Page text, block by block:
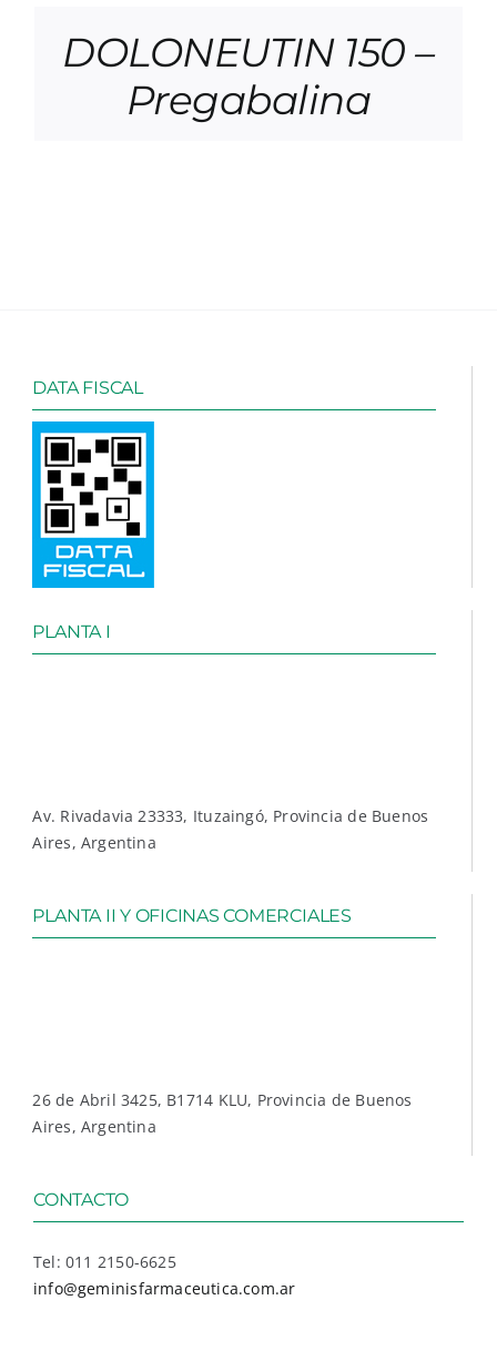
DOLONEUTIN 150 –
Pregabalina
DATA FISCAL
PLANTA I
Av. Rivadavia 23333, Ituzaingó, Provincia de Buenos
Aires, Argentina
PLANTA II Y OFICINAS COMERCIALES
26 de Abril 3425, B1714 KLU, Provincia de Buenos
Aires, Argentina
CONTACTO
Tel: 011 2150-6625
info@geminisfarmaceutica.com.ar